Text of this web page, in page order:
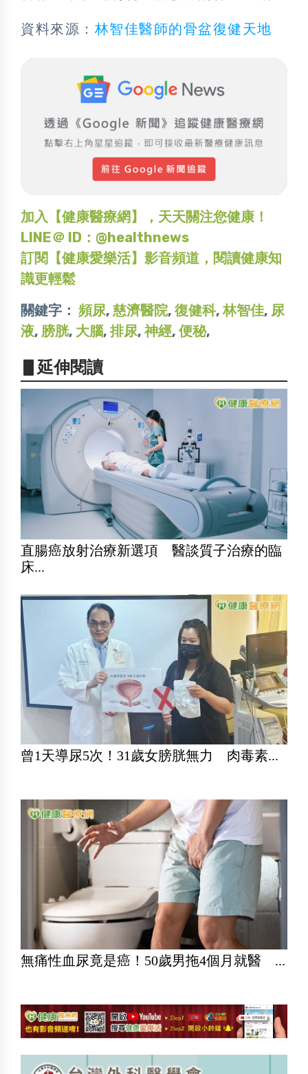
資料來源： 林智佳醫師的骨盆復健天地
加入【健康醫療網】，天天關注您健康！
LINE＠ ID：@healthnews
訂閱【健康愛樂活】影音頻道，閱讀健康知
識更輕鬆
關鍵字： 頻尿, 慈濟醫院, 復健科,林智佳, 尿
液, 膀胱, 大腦, 排尿,神經, 便秘,
▋延伸閱讀
直腸癌放射治療新選項 醫談質子治療的臨
床...
曾1天導尿5次！31歲女膀胱無力 肉毒素...
無痛性血尿竟是癌！50歲男拖4個月就醫 ...